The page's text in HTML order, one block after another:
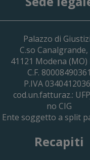
Giugno 2026
Forense –
Palazzo di
C.so Canalgrande,
41121 Modena (MO)
C.F. 80008490361
P.IVA
cod.un.fatturaz.:
no CIG
Ente soggetto a split
Recapiti